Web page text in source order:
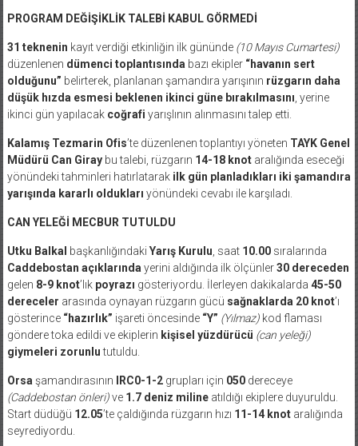
PROGRAM DEĞİŞİKLİK TALEBİ KABUL GÖRMEDİ
31 teknenin kayıt verdiği etkinliğin ilk gününde (10 Mayıs Cumartesi)
düzenlenen dümenci toplantısında bazı ekipler “havanın sert
olduğunu” belirterek, planlanan şamandıra yarışının rüzgarın daha
düşük hızda esmesi beklenen ikinci güne bırakılmasını , yerine
ikinci gün yapılacak coğrafi yarışlının alınmasını talep etti.
Kalamış Tezmarin Ofis’te düzenlenen toplantıyı yöneten TAYK Genel
Müdürü Can Giraybu talebi, rüzgarın 14-18 knotaralığında eseceği
yönündeki tahminleri hatırlatarak ilk gün planladıkları iki şamandıra
yarışında kararlı oldukları yönündeki cevabı ile karşıladı.
CAN YELEĞİ MECBUR TUTULDU
Utku Balkal başkanlığındaki Yarış Kurulu , saat 10.00sıralarında
Caddebostan açıklarında yerini aldığında ilk ölçünler30 dereceden
gelen 8-9 knot’lık poyrazı gösteriyordu. İlerleyen dakikalarda 45-50
dereceler arasında oynayan rüzgarın gücü sağnaklarda 20 knot’ı
gösterince “hazırlık” işareti öncesinde “Y” (Yılmaz)kod flaması
göndere toka edildi ve ekiplerin kişisel yüzdürücü (can yeleği)
giymeleri zorunlututuldu.
Orsa şamandırasının IRC0-1-2grupları için 050dereceye
(Caddebostan önleri)ve 1.7 deniz milineatıldığı ekiplere duyuruldu.
Start düdüğü 12.05’te çaldığında rüzgarın hızı 11-14 knotaralığında
seyrediyordu.